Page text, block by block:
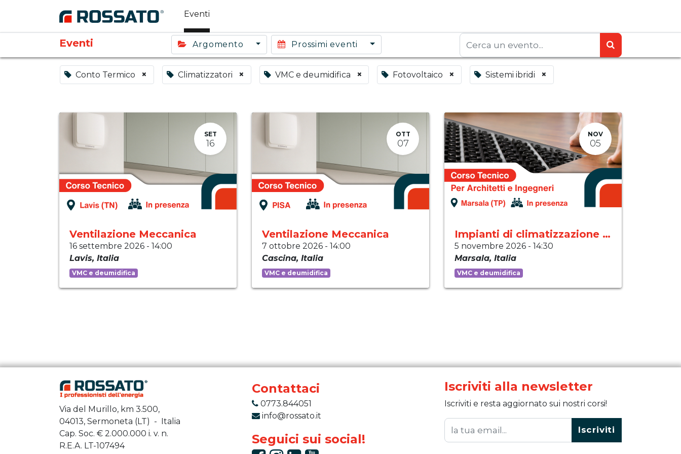
Eventi
Eventi Argomento Prossimi eventi
Conto Termico × Climatizzatori × VMC e deumidifica × Fotovoltaico × Sistemi ibridi ×
SET
16
Ventilazione Meccanica
16 settembre 2026 - 14:00
Lavis, Italia
VMC e deumidifica
OTT
07
Ventilazione Meccanica
7 ottobre 2026 - 14:00
Cascina, Italia
VMC e deumidifica
NOV
05
Impianti di climatizzazione moderni
5 novembre 2026 - 14:30
Marsala, Italia
VMC e deumidifica
Via del Murillo, km 3.500,
04013, Sermoneta (LT) - Italia
Cap. Soc. € 2.000.000 i. v. n.
R.E.A. LT-107494
Contattaci
0773.844051
info@rossato.it
Seguici sui social!
Iscriviti alla newsletter
Iscriviti e resta aggiornato sui nostri corsi!
Iscriviti